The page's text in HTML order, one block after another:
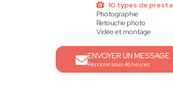
10 types de
Photographie
Retouche photo
Vidéo et montage
ENVOYER UN MESSAGE
Réponse sous 48 heures